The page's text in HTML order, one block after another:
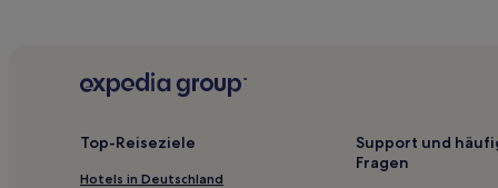
Hotels nahe Lord Ganesha Temple
Top-Reiseziele
Hotels in Deutschland
Support und
Fragen